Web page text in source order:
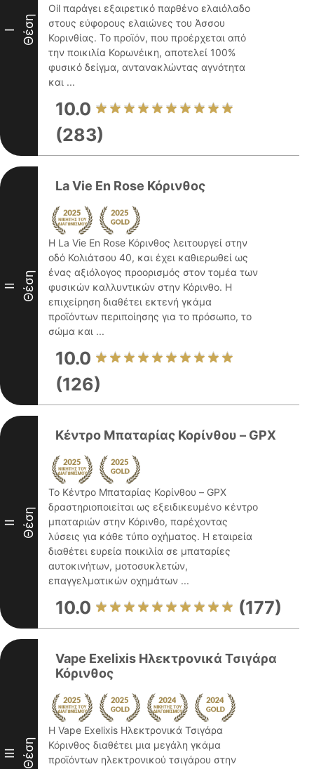
I Θέση
Oil παράγει εξαιρετικό παρθένο ελαιόλαδο
στους εύφορους ελαιώνες του Άσσου
Κορινθίας. Το προϊόν, που προέρχεται από
την ποικιλία Κορωνέικη, αποτελεί 100%
φυσικό δείγμα, αντανακλώντας αγνότητα
και ...
10.0
(283)
II Θέση
La Vie En Rose Κόρινθος
Η La Vie En Rose Κόρινθος λειτουργεί στην
οδό Κολιάτσου 40, και έχει καθιερωθεί ως
ένας αξιόλογος προορισμός στον τομέα των
φυσικών καλλυντικών στην Κόρινθο. Η
επιχείρηση διαθέτει εκτενή γκάμα
προϊόντων περιποίησης για το πρόσωπο, το
σώμα και ...
10.0
(126)
II Θέση
Κέντρο Μπαταρίας Κορίνθου – GPX
Το Κέντρο Μπαταρίας Κορίνθου – GPX
δραστηριοποιείται ως εξειδικευμένο κέντρο
μπαταριών στην Κόρινθο, παρέχοντας
λύσεις για κάθε τύπο οχήματος. Η εταιρεία
διαθέτει ευρεία ποικιλία σε μπαταρίες
αυτοκινήτων, μοτοσυκλετών,
επαγγελματικών οχημάτων ...
10.0 (177)
III Θέση
Vape Exelixis Ηλεκτρονικά Τσιγάρα
Κόρινθος
Η Vape Exelixis Ηλεκτρονικά Τσιγάρα
Κόρινθος διαθέτει μια μεγάλη γκάμα
προϊόντων ηλεκτρονικού τσιγάρου στην